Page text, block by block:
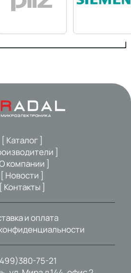
75-21
[ Каталог ]
]
компании ]
[ Новости ]
[ Контакты ]
и оплата